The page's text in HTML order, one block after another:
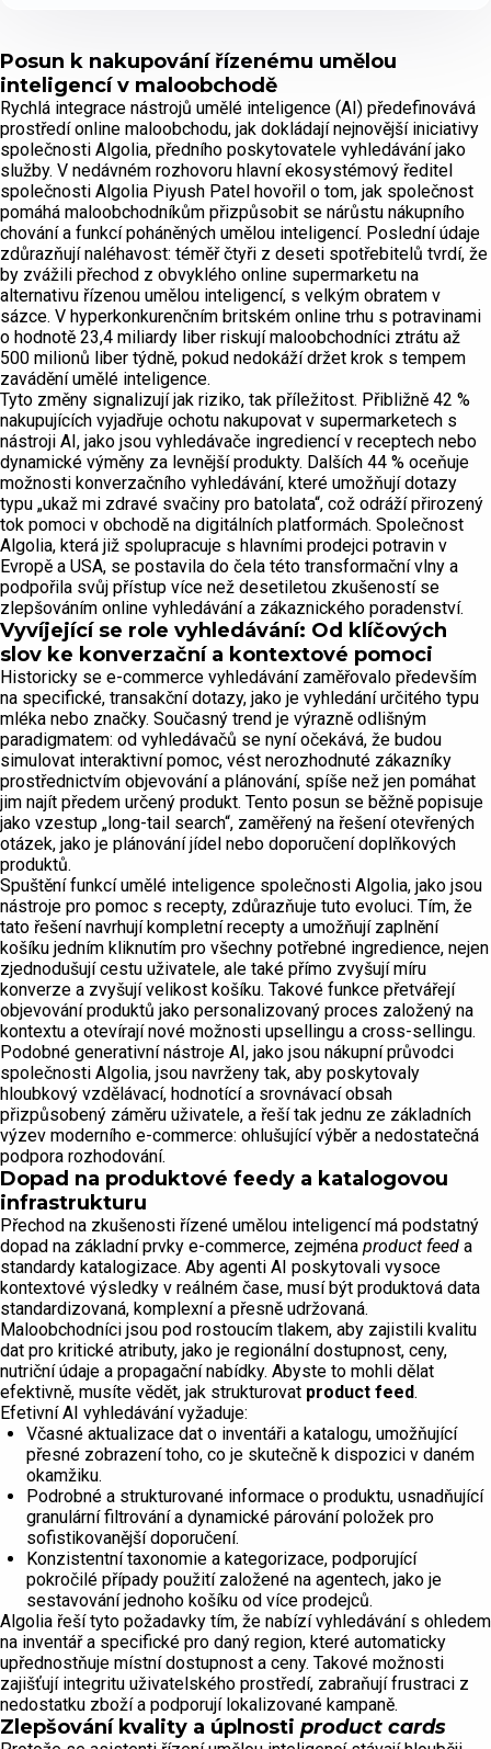
Posun k nakupování řízenému umělou
inteligencí v maloobchodě
Rychlá integrace nástrojů umělé inteligence (AI) předefinovává
prostředí online maloobchodu, jak dokládají nejnovější iniciativy
společnosti Algolia, předního poskytovatele vyhledávání jako
služby. V nedávném rozhovoru hlavní ekosystémový ředitel
společnosti Algolia Piyush Patel hovořil o tom, jak společnost
pomáhá maloobchodníkům přizpůsobit se nárůstu nákupního
chování a funkcí poháněných umělou inteligencí. Poslední údaje
zdůrazňují naléhavost: téměř čtyři z deseti spotřebitelů tvrdí, že
by zvážili přechod z obvyklého online supermarketu na
alternativu řízenou umělou inteligencí, s velkým obratem v
sázce. V hyperkonkurenčním britském online trhu s potravinami
o hodnotě 23,4 miliardy liber riskují maloobchodníci ztrátu až
500 milionů liber týdně, pokud nedokáží držet krok s tempem
zavádění umělé inteligence.
Tyto změny signalizují jak riziko, tak příležitost. Přibližně 42 %
nakupujících vyjadřuje ochotu nakupovat v supermarketech s
nástroji AI, jako jsou vyhledávače ingrediencí v receptech nebo
dynamické výměny za levnější produkty. Dalších 44 % oceňuje
možnosti konverzačního vyhledávání, které umožňují dotazy
typu „ukaž mi zdravé svačiny pro batolata“, což odráží přirozený
tok pomoci v obchodě na digitálních platformách. Společnost
Algolia, která již spolupracuje s hlavními prodejci potravin v
Evropě a USA, se postavila do čela této transformační vlny a
podpořila svůj přístup více než desetiletou zkušeností se
zlepšováním online vyhledávání a zákaznického poradenství.
Vyvíjející se role vyhledávání: Od klíčových
slov ke konverzační a kontextové pomoci
Historicky se e-commerce vyhledávání zaměřovalo především
na specifické, transakční dotazy, jako je vyhledání určitého typu
mléka nebo značky. Současný trend je výrazně odlišným
paradigmatem: od vyhledávačů se nyní očekává, že budou
simulovat interaktivní pomoc, vést nerozhodnuté zákazníky
prostřednictvím objevování a plánování, spíše než jen pomáhat
jim najít předem určený produkt. Tento posun se běžně popisuje
jako vzestup „long-tail search“, zaměřený na řešení otevřených
otázek, jako je plánování jídel nebo doporučení doplňkových
produktů.
Spuštění funkcí umělé inteligence společnosti Algolia, jako jsou
nástroje pro pomoc s recepty, zdůrazňuje tuto evoluci. Tím, že
tato řešení navrhují kompletní recepty a umožňují zaplnění
košíku jedním kliknutím pro všechny potřebné ingredience, nejen
zjednodušují cestu uživatele, ale také přímo zvyšují míru
konverze a zvyšují velikost košíku. Takové funkce přetvářejí
objevování produktů jako personalizovaný proces založený na
kontextu a otevírají nové možnosti upsellingu a cross-sellingu.
Podobné generativní nástroje AI, jako jsou nákupní průvodci
společnosti Algolia, jsou navrženy tak, aby poskytovaly
hloubkový vzdělávací, hodnotící a srovnávací obsah
přizpůsobený záměru uživatele, a řeší tak jednu ze základních
výzev moderního e-commerce: ohlušující výběr a nedostatečná
podpora rozhodování.
Dopad na produktové feedy a katalogovou
infrastrukturu
Přechod na zkušenosti řízené umělou inteligencí má podstatný
dopad na základní prvky e-commerce, zejména product feed a
standardy katalogizace. Aby agenti AI poskytovali vysoce
kontextové výsledky v reálném čase, musí být produktová data
standardizovaná, komplexní a přesně udržovaná.
Maloobchodníci jsou pod rostoucím tlakem, aby zajistili kvalitu
dat pro kritické atributy, jako je regionální dostupnost, ceny,
nutriční údaje a propagační nabídky. Abyste to mohli dělat
efektivně, musíte vědět, jak strukturovat product feed.
Efetivní AI vyhledávání vyžaduje:
Včasné aktualizace dat o inventáři a katalogu, umožňující
přesné zobrazení toho, co je skutečně k dispozici v daném
okamžiku.
Podrobné a strukturované informace o produktu, usnadňující
granulární filtrování a dynamické párování položek pro
sofistikovanější doporučení.
Konzistentní taxonomie a kategorizace, podporující
pokročilé případy použití založené na agentech, jako je
sestavování jednoho košíku od více prodejců.
Algolia řeší tyto požadavky tím, že nabízí vyhledávání s ohledem
na inventář a specifické pro daný region, které automaticky
upřednostňuje místní dostupnost a ceny. Takové možnosti
zajišťují integritu uživatelského prostředí, zabraňují frustraci z
nedostatku zboží a podporují lokalizované kampaně.
Zlepšování kvality a úplnosti product cards